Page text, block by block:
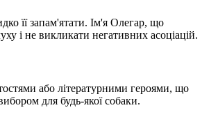
її запам'ятати. Ім'я Олегар, що
і не викликати негативних асоціацій.
або літературними героями, що
для будь-якої собаки.